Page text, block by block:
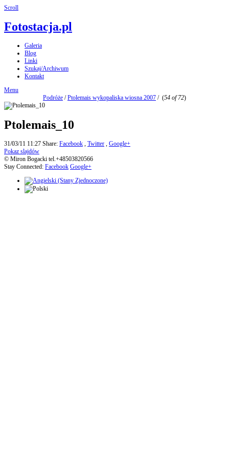
Scroll
Fotostacja.pl
Galeria
Blog
Linki
Szukaj/Archiwum
Kontakt
Menu
Podróże /Ptolemais wykopaliska wiosna 2007 / (54 of 72)
Ptolemais_10
31/03/11 11:27 Share: Facebook , Twitter , Google+
Pokaz slajdów
© Miron Bogacki tel.+48503820566
Stay Connected: Facebook Google+